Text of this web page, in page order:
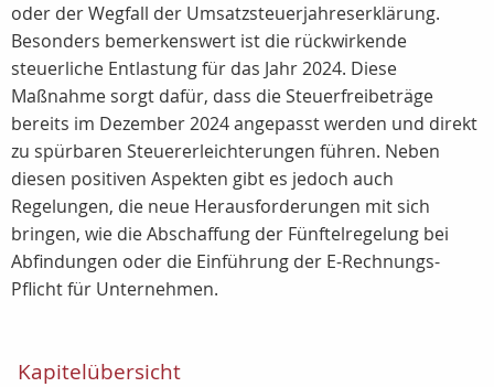
oder der Wegfall der Umsatzsteuerjahreserklärung.
Besonders bemerkenswert ist die rückwirkende
steuerliche Entlastung für das Jahr 2024. Diese
Maßnahme sorgt dafür, dass die Steuerfreibeträge
bereits im Dezember 2024 angepasst werden und direkt
zu spürbaren Steuererleichterungen führen. Neben
diesen positiven Aspekten gibt es jedoch auch
Regelungen, die neue Herausforderungen mit sich
bringen, wie die Abschaffung der Fünftelregelung bei
Abfindungen oder die Einführung der E-Rechnungs-
Pflicht für Unternehmen.
Kapitelübersicht